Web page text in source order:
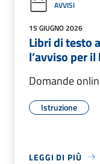
AVVISI
15 GIUGNO 2026
Libri di testo
l’avviso per
Domande
Istruzione
LEGGI DI PIÙ